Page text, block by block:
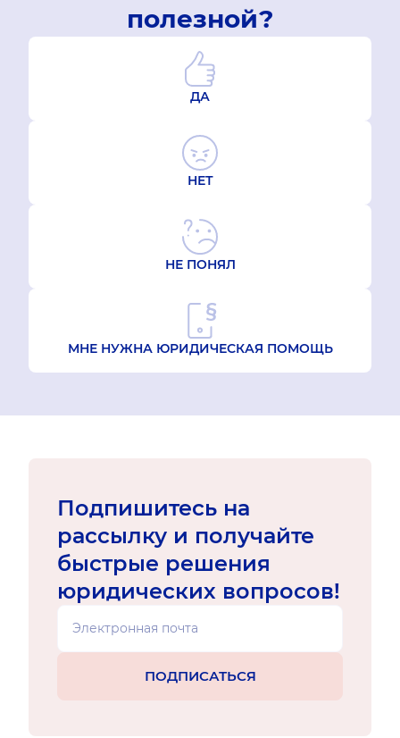
полезной?
ДА
НЕТ
НЕ ПОНЯЛ
МНЕ НУЖНА ЮРИДИЧЕСКАЯ ПОМОЩЬ
Подпишитесь на
рассылку и получайте
быстрые решения
юридических вопросов!